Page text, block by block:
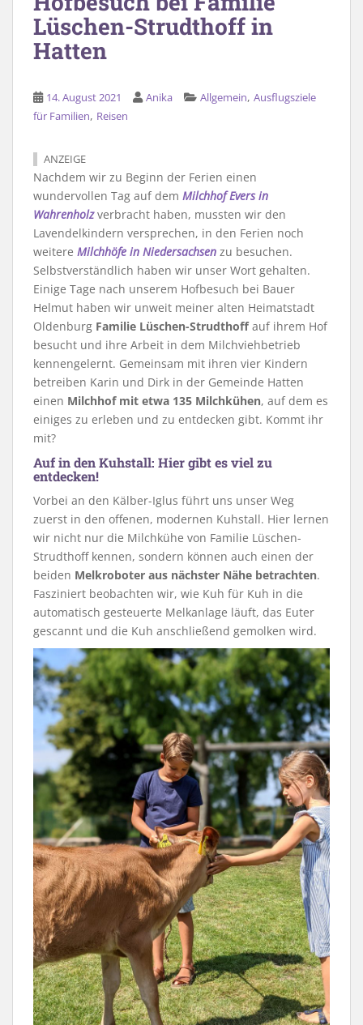
Lüschen-Strudthoff in
Hatten
14. August 2021 Anika Allgemein, Ausflugsziele
für Familien, Reisen
ANZEIGE
Nachdem wir zu Beginn der Ferien einen
wundervollen Tag auf dem Milchhof Evers in
Wahrenholzverbracht haben, mussten wir den
Lavendelkindern versprechen, in den Ferien noch
weitere Milchhöfe in Niedersachsen zu besuchen.
Selbstverständlich haben wir unser Wort gehalten.
Einige Tage nach unserem Hofbesuch bei Bauer
Helmut haben wir unweit meiner alten Heimatstadt
Oldenburg Familie Lüschen-Strudthoffauf ihrem Hof
besucht und ihre Arbeit in dem Milchviehbetrieb
kennengelernt. Gemeinsam mit ihren vier Kindern
betreiben Karin und Dirk in der Gemeinde Hatten
einen Milchhof mit etwa 135 Milchkühen, auf dem es
einiges zu erleben und zu entdecken gibt. Kommt ihr
mit?
Auf in den Kuhstall: Hier gibt es viel zu
entdecken!
Vorbei an den Kälber-Iglus führt uns unser Weg
zuerst in den offenen, modernen Kuhstall. Hier lernen
wir nicht nur die Milchkühe von Familie Lüschen-
Strudthoff kennen, sondern können auch einen der
beiden Melkroboter aus nächster Nähe betrachten.
Fasziniert beobachten wir, wie Kuh für Kuh in die
automatisch gesteuerte Melkanlage läuft, das Euter
gescannt und die Kuh anschließend gemolken wird.